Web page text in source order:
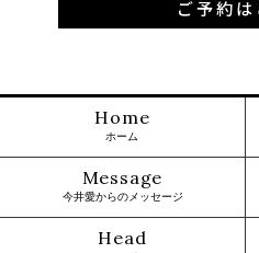
ご予約は
Home
ホーム
Message
今井愛からのメッセージ
Head